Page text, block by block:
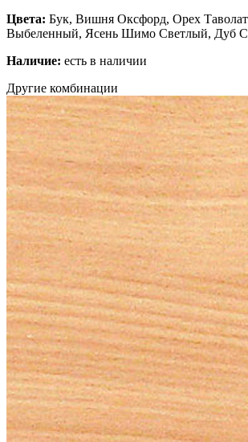
Цвета: Бук, Вишня Оксфорд, Орех
Выбеленный, Ясень Шимо Светлый, Дуб
Наличие: есть в наличии
Другие комбинации